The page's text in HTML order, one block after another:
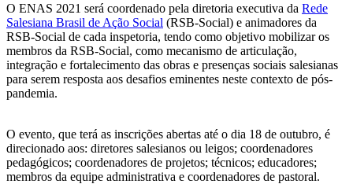
O ENAS 2021 será coordenado pela diretoria executiva da Rede
Salesiana Brasil de Ação Social (RSB-Social) e animadores da
RSB-Social de cada inspetoria, tendo como objetivo mobilizar os
membros da RSB-Social, como mecanismo de articulação,
integração e fortalecimento das obras e presenças sociais salesianas
para serem resposta aos desafios eminentes neste contexto de pós-
pandemia.
O evento, que terá as inscrições abertas até o dia 18 de outubro, é
direcionado aos: diretores salesianos ou leigos; coordenadores
pedagógicos; coordenadores de projetos; técnicos; educadores;
membros da equipe administrativa e coordenadores de pastoral.